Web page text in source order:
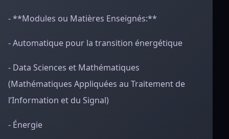
- **Modules ou Matières Enseignés:**
- Automatique pour la transition énergétique
- Data Sciences et Mathématiques
(Mathématiques Appliquées au Traitement de
l’Information et du Signal)
- Énergie